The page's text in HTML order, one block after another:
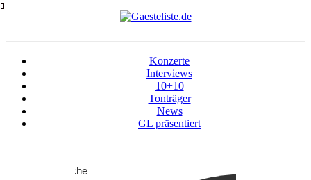
Konzerte
Interviews
10+10
Tonträger
News
GL präsentiert
Suche